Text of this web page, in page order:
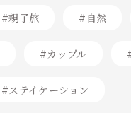
#親子旅 #自然
#カップル
#ステイケーション